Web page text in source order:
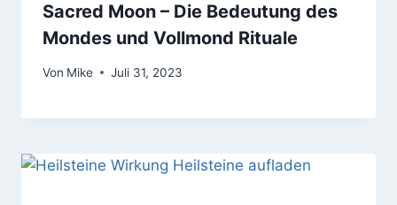
Sacred Moon – Die Bedeutung des
Mondes und Vollmond Rituale
Von Mike Juli 31, 2023